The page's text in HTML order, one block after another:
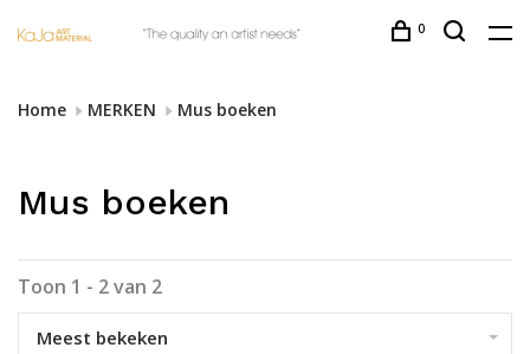
0
Home MERKEN Mus boeken
Mus boeken
Toon 1 - 2 van 2
Meest bekeken